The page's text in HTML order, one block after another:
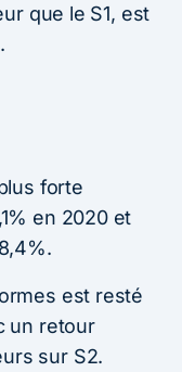
que le S1, est
forte
en 2020 et
est resté
un retour
sur S2.